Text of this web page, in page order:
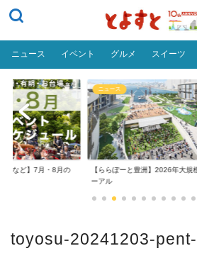
ニュース イベント グルメ スイーツ
場など】7月・8月の
ニュース
【ららぽーと豊洲】2026年大規
ーアル
toyosu-20241203-